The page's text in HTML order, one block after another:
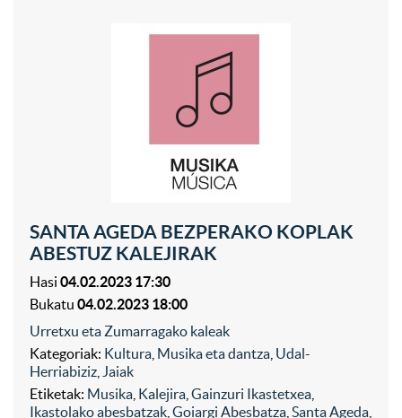
SANTA AGEDA BEZPERAKO KOPLAK
ABESTUZ KALEJIRAK
Hasi 04.02.2023 17:30
Bukatu 04.02.2023 18:00
Urretxu eta Zumarragako kaleak
Kategoriak: Kultura Musika eta dantza Udal-
Herriabiziz Jaiak
Etiketak: Musika Kalejira Gainzuri Ikastetxea
Ikastolako abesbatzak Goiargi Abesbatza Santa Ageda